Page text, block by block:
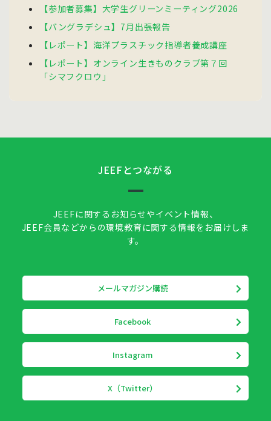
【参加者募集】大学生グリーンミーティング2026
【バングラデシュ】7月出張報告
【レポート】海洋プラスチック指導者養成講座
【レポート】オンライン生きものクラブ第７回
「シマフクロウ」
JEEFとつながる
JEEFに関するお知らせやイベント情報、
JEEF会員などからの環境教育に関する情報をお届けしま
す。
メールマガジン購読
Facebook
Instagram
X（Twitter）